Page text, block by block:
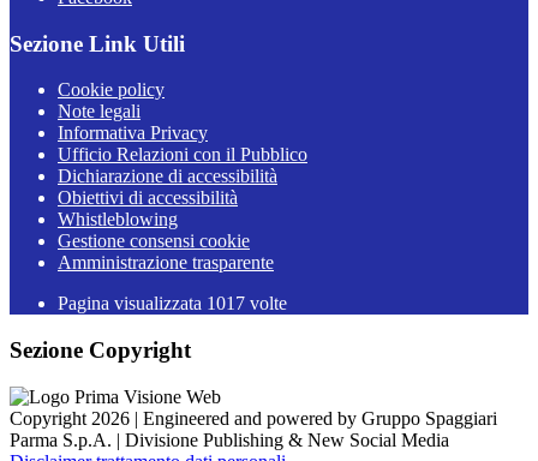
Sezione Link Utili
Cookie policy
Note legali
Informativa Privacy
Ufficio Relazioni con il Pubblico
Dichiarazione di accessibilità
Obiettivi di accessibilità
Whistleblowing
Gestione consensi cookie
Amministrazione trasparente
Pagina visualizzata 1017 volte
Sezione Copyright
Copyright 2026 | Engineered and powered by Gruppo Spaggiari
Parma S.p.A. | Divisione Publishing & New Social Media